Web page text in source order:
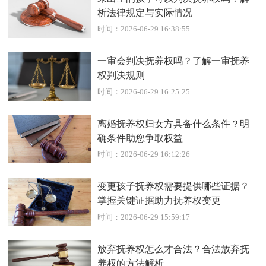
析法律规定与实际情况
时间：2026-06-29 16:38:55
一审会判决抚养权吗？了解一审抚养
权判决规则
时间：2026-06-29 16:25:25
离婚抚养权归女方具备什么条件？明
确条件助您争取权益
时间：2026-06-29 16:12:26
变更孩子抚养权需要提供哪些证据？
掌握关键证据助力抚养权变更
时间：2026-06-29 15:59:17
放弃抚养权怎么才合法？合法放弃抚
养权的方法解析